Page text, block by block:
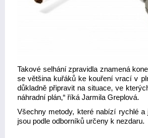
Takové selhání zpravidla znamená
se většina kuřáků ke kouření vrací v
důkladně připravit na situace, ve
náhradní plán,“ říká Jarmila Greplová.
Všechny metody, které nabízí rychlé a
jsou podle odborníků určeny k nezdaru.